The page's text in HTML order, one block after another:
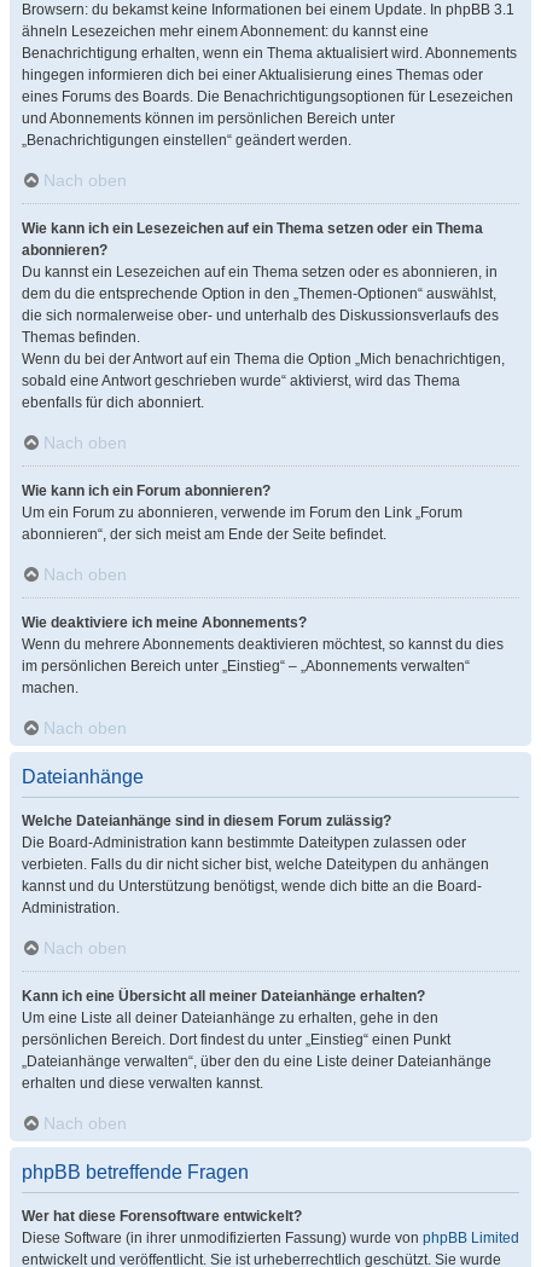
Browsern: du bekamst keine Informationen bei einem Update. In phpBB 3.1
ähneln Lesezeichen mehr einem Abonnement: du kannst eine
Benachrichtigung erhalten, wenn ein Thema aktualisiert wird. Abonnements
hingegen informieren dich bei einer Aktualisierung eines Themas oder
eines Forums des Boards. Die Benachrichtigungsoptionen für Lesezeichen
und Abonnements können im persönlichen Bereich unter
„Benachrichtigungen einstellen“ geändert werden.
Nach oben
Wie kann ich ein Lesezeichen auf ein Thema setzen oder ein Thema
abonnieren?
Du kannst ein Lesezeichen auf ein Thema setzen oder es abonnieren, in
dem du die entsprechende Option in den „Themen-Optionen“ auswählst,
die sich normalerweise ober- und unterhalb des Diskussionsverlaufs des
Themas befinden.
Wenn du bei der Antwort auf ein Thema die Option „Mich benachrichtigen,
sobald eine Antwort geschrieben wurde“ aktivierst, wird das Thema
ebenfalls für dich abonniert.
Nach oben
Wie kann ich ein Forum abonnieren?
Um ein Forum zu abonnieren, verwende im Forum den Link „Forum
abonnieren“, der sich meist am Ende der Seite befindet.
Nach oben
Wie deaktiviere ich meine Abonnements?
Wenn du mehrere Abonnements deaktivieren möchtest, so kannst du dies
im persönlichen Bereich unter „Einstieg“ – „Abonnements verwalten“
machen.
Nach oben
Dateianhänge
Welche Dateianhänge sind in diesem Forum zulässig?
Die Board-Administration kann bestimmte Dateitypen zulassen oder
verbieten. Falls du dir nicht sicher bist, welche Dateitypen du anhängen
kannst und du Unterstützung benötigst, wende dich bitte an die Board-
Administration.
Nach oben
Kann ich eine Übersicht all meiner Dateianhänge erhalten?
Um eine Liste all deiner Dateianhänge zu erhalten, gehe in den
persönlichen Bereich. Dort findest du unter „Einstieg“ einen Punkt
„Dateianhänge verwalten“, über den du eine Liste deiner Dateianhänge
erhalten und diese verwalten kannst.
Nach oben
phpBB betreffende Fragen
Wer hat diese Forensoftware entwickelt?
Diese Software (in ihrer unmodifizierten Fassung) wurde von phpBB Limited
entwickelt und veröffentlicht. Sie ist urheberrechtlich geschützt. Sie wurde